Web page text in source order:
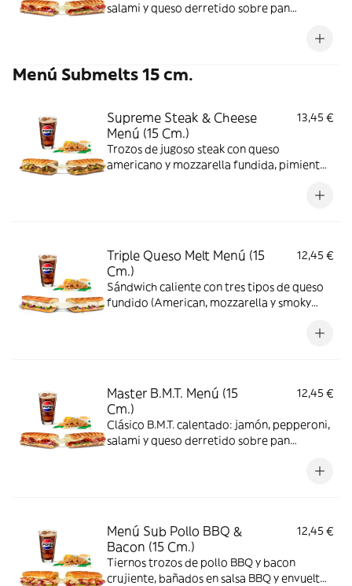
salami y queso derretido sobre pan
Menú Submelts 15 cm.
Supreme Steak & Cheese
Menú (15 Cm.)
13,45 €
Trozos de jugoso steak con queso
americano y mozzarella fundida, pimientos
chipotle. Un toque picante y sustancioso.
Triple Queso Melt Menú (15
Cm.)
12,45 €
Sándwich caliente con tres tipos de queso
fundido (American, mozzarella y smoky
Master B.M.T. Menú (15
Cm.)
12,45 €
Clásico B.M.T. calentado: jamón, pepperoni,
salami y queso derretido sobre pan
Menú Sub Pollo BBQ &
Bacon (15 Cm.)
12,45 €
Tiernos trozos de pollo BBQ y bacon
crujiente, bañados en salsa BBQ y envueltos